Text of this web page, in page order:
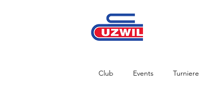
Club Events Turniere